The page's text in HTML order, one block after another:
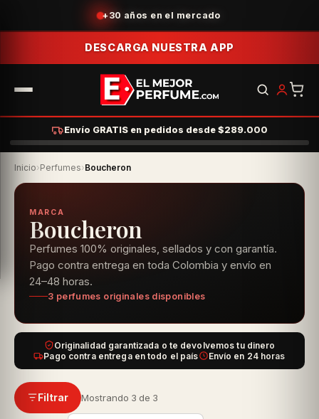
+30 años en el mercado
DESCARGA NUESTRA APP
Envío GRATIS en pedidos desde $289.000
Inicio›Perfumes›Boucheron
MARCA
Boucheron
Perfumes 100% originales, sellados y con garantía.
Pago contra entrega en toda Colombia y envío en
24–48 horas.
3 perfumes originales disponibles
Originalidad garantizada o te devolvemos tu dinero
Pago contra entrega en todo el país
Envío en 24 horas
Filtrar Mostrando 3 de 3